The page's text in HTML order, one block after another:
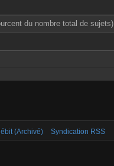
du nombre total de sujets)
(Archivé) Syndication RSS